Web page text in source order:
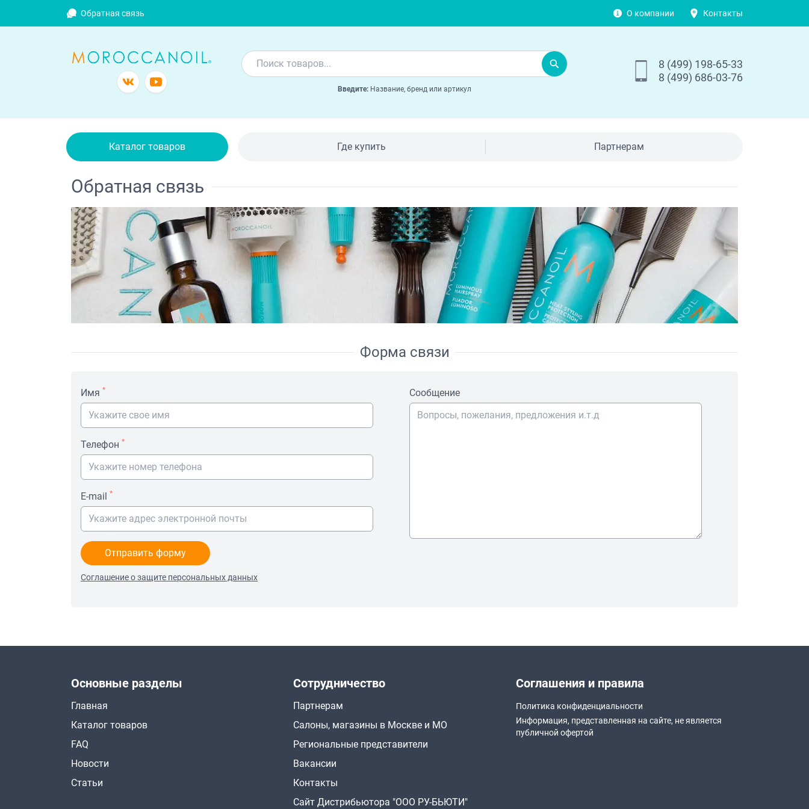
Обратная связь О компании Контакты
Введите: Название, бренд или артикул
8 (499) 198-65-33
8 (499) 686-03-76
Каталог товаров Где купить Партнерам
Обратная связь
Форма связи
Имя *
Телефон *
E-mail *
Отправить форму
Соглашение о защите персональных данных
Сообщение
Основные разделы
Главная
Каталог товаров
FAQ
Новости
Статьи
Сотрудничество
Партнерам
Салоны, магазины в Москве и МО
Региональные представители
Вакансии
Контакты
Сайт Дистрибьютора "ООО РУ-БЬЮТИ"
Соглашения и правила
Политика конфиденциальности
Информация, представленная на сайте, не является
публичной офертой